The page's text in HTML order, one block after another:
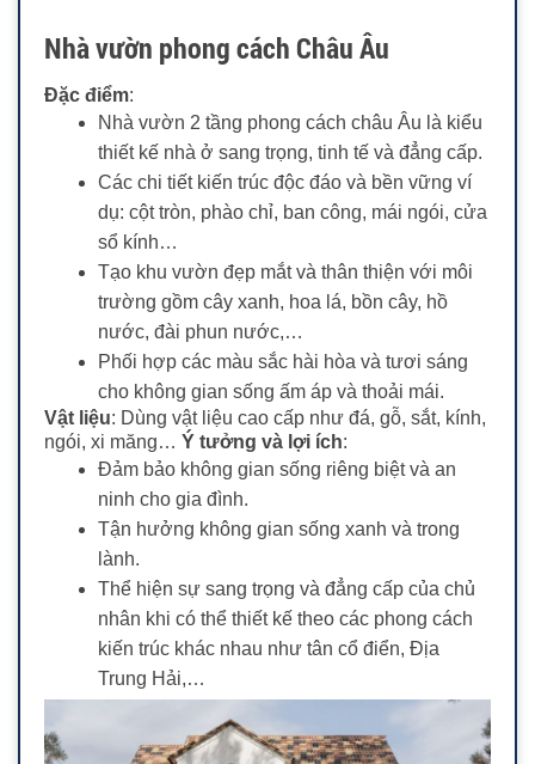
Nhà vườn phong cách Châu Âu
Đặc điểm:
Nhà vườn 2 tầng phong cách châu Âu là kiểu
thiết kế nhà ở sang trọng, tinh tế và đẳng cấp.
Các chi tiết kiến trúc độc đáo và bền vững ví
dụ: cột tròn, phào chỉ, ban công, mái ngói, cửa
sổ kính…
Tạo khu vườn đẹp mắt và thân thiện với môi
trường gồm cây xanh, hoa lá, bồn cây, hồ
nước, đài phun nước,…
Phối hợp các màu sắc hài hòa và tươi sáng
cho không gian sống ấm áp và thoải mái.
Vật liệu: Dùng vật liệu cao cấp như đá, gỗ, sắt, kính,
ngói, xi măng… Ý tưởng và lợi ích:
Đảm bảo không gian sống riêng biệt và an
ninh cho gia đình.
Tận hưởng không gian sống xanh và trong
lành.
Thể hiện sự sang trọng và đẳng cấp của chủ
nhân khi có thể thiết kế theo các phong cách
kiến trúc khác nhau như tân cổ điển, Địa
Trung Hải,…